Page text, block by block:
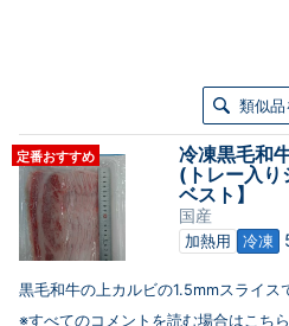
類似品
定番おすすめ
冷凍黒毛和
(トレー入
ベスト】
国産
加熱用 冷凍
黒毛和牛の上カルビの1.5mmスライス
※すべてのコメントを読む場合はこち